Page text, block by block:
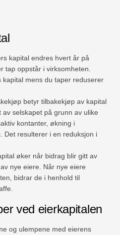
kapital endres hvert år på
tap oppstår i virksomheten.
mens du taper reduserer
betyr tilbakekjøp av kapital
selskapet på grunn av ulike
kontanter, økning i
Det resulterer i en reduksjon i
øker når bidrag blir gitt av
nye eiere. Når nye eiere
bidrar de i henhold til
ved eierkapitalen
og ulempene med eierens